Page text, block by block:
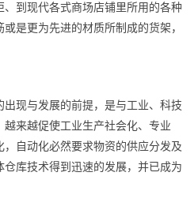
到现代各式商场店铺里所用的各种
是更为先进的材质所制成的货架，
现与发展的前提，是与工业、科技
来越促使工业生产社会化、专业
自动化必然要求物资的供应分发及
库技术得到迅速的发展，并已成为